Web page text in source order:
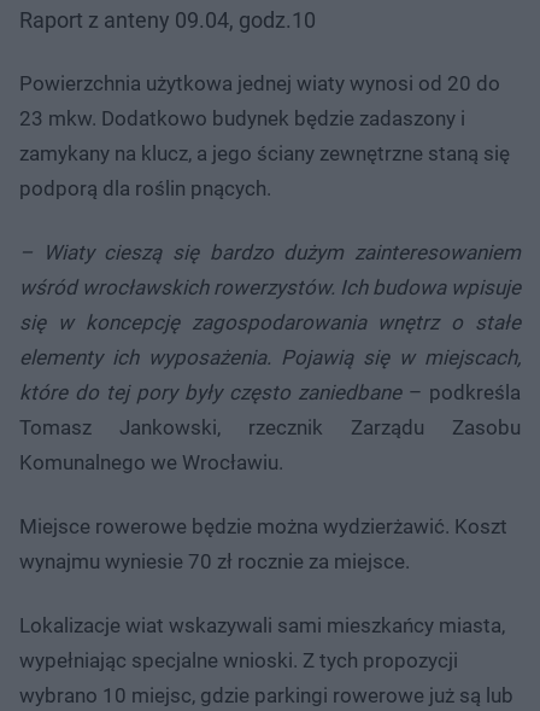
Raport z anteny 09.04, godz.10
Powierzchnia użytkowa jednej wiaty wynosi od 20 do
23 mkw. Dodatkowo budynek będzie zadaszony i
zamykany na klucz, a jego ściany zewnętrzne staną się
podporą dla roślin pnących.
– Wiaty cieszą się bardzo dużym zainteresowaniem
wśród wrocławskich rowerzystów. Ich budowa wpisuje
się w koncepcję zagospodarowania wnętrz o stałe
elementy ich wyposażenia. Pojawią się w miejscach,
które do tej pory były często zaniedbane– podkreśla
Tomasz Jankowski, rzecznik Zarządu Zasobu
Komunalnego we Wrocławiu.
Miejsce rowerowe będzie można wydzierżawić. Koszt
wynajmu wyniesie 70 zł rocznie za miejsce.
Lokalizacje wiat wskazywali sami mieszkańcy miasta,
wypełniając specjalne wnioski. Z tych propozycji
wybrano 10 miejsc, gdzie parkingi rowerowe już są lub